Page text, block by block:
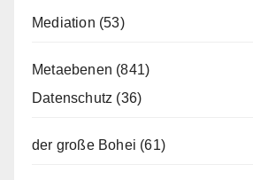
Mediation (53)
Metaebenen (841)
Datenschutz (36)
der große Bohei (61)